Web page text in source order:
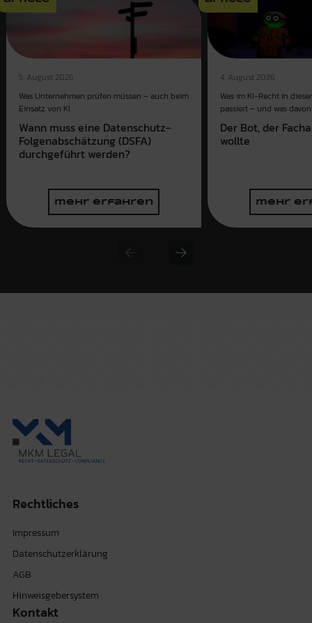
5. August 2026
Was Unternehmen prüfen müssen – auch beim
Einsatz von KI
Wann muss eine Datenschutz-
Folgenabschätzung (DSFA)
durchgeführt werden?
mehr erfahren
4. August 2026
Was im KI-Recht in
passiert – und was
Der Bot, der
wollte
mehr
Previous slide
Next slide
Rechtliches
Impressum
Datenschutzerklärung
AGB
Hinweisgebersystem
Kontakt